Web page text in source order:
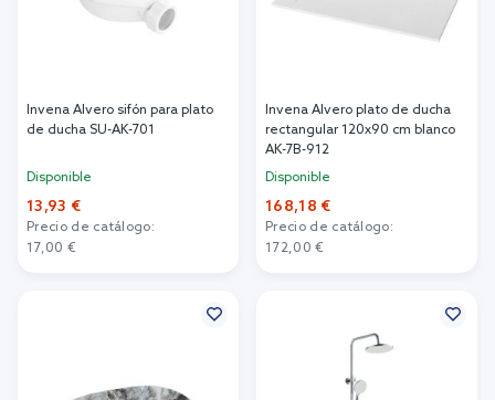
Invena Alvero sifón para plato
de ducha SU-AK-701
Disponible
13,93 €
Precio de catálogo:
17,00 €
Invena Alvero plato de ducha
rectangular 120x90 cm blanco
AK-7B-912
Disponible
168,18 €
Precio de catálogo:
172,00 €